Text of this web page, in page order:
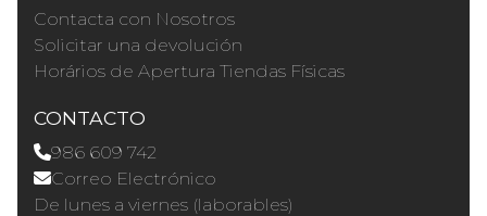
Contacta con Nosotros
Solicitar una devolución
Horários de Apertura Tiendas Físicas
CONTACTO
986 609 742
Correo Electrónico
De lunes a viernes (laborables)